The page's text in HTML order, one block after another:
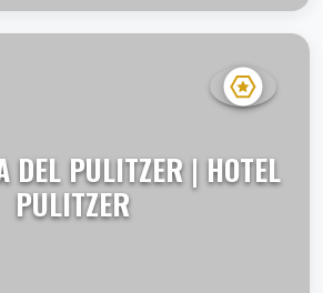
DEL PULITZER | HOTEL
PULITZER